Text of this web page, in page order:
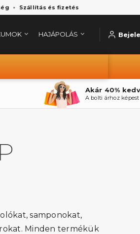
Szállítás és fizetés
HAJÁPOLÁS
Akár 40%
A bolti árhoz képest
samponokat,
Minden termékük